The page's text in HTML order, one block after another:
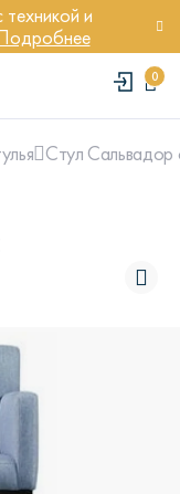
и
0
Стул Сальвадор